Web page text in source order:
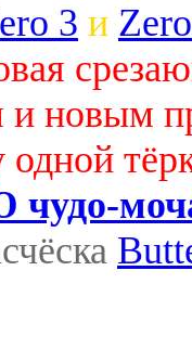
3 и
и новым